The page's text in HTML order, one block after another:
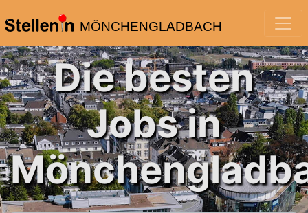
MÖNCHENGLADBACH
Die besten
Jobs in